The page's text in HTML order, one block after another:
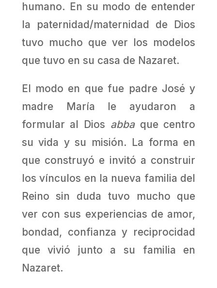
humano. En su modo de entender
la paternidad/maternidad de Dios
tuvo mucho que ver los modelos
que tuvo en su casa de Nazaret.
El modo en que fue padre José y
madre María le ayudaron a
formular al Dios abbaque centro
su vida y su misión. La forma en
que construyó e invitó a construir
los vínculos en la nueva familia del
Reino sin duda tuvo mucho que
ver con sus experiencias de amor,
bondad, confianza y reciprocidad
que vivió junto a su familia en
Nazaret.